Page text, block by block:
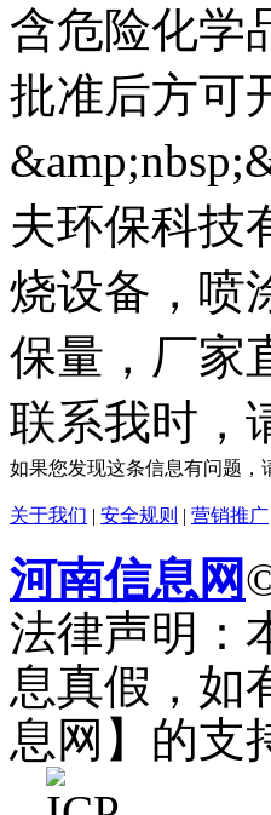
含危险化学
批准后方可
夫环保科技
烧设备，喷
保量，厂家
联系我时，
如果您发现这条信息有问题，
关于我们 | 安全规则 | 营销推广
河南信息网
法律声明：
息真假，如
息网】的支